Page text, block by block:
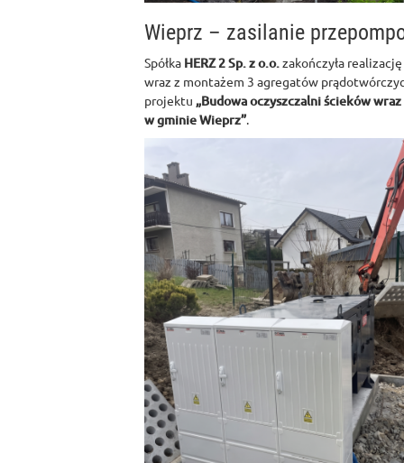
Wieprz – zasilanie
Spółka HERZ 2 Sp. z o.o.zakończyła
wraz z montażem 3 agregatów
projektu „Budowa oczyszczalni ścieków
w gminie Wieprz”.